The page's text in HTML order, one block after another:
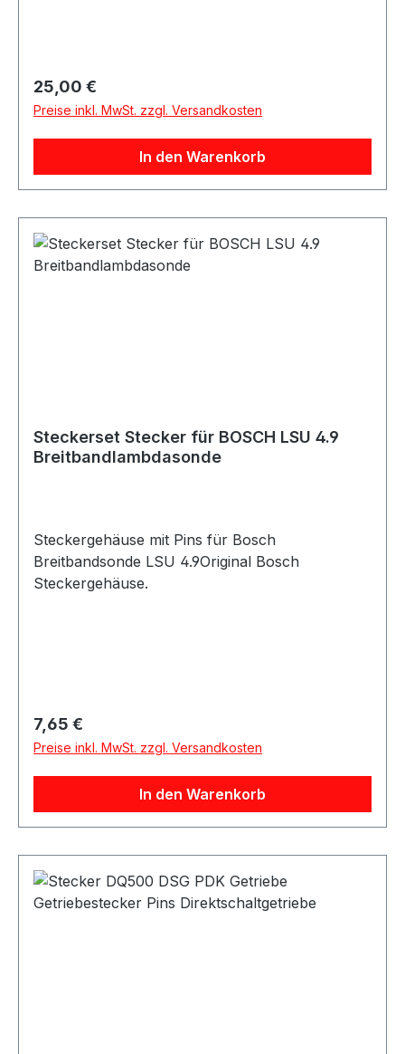
Regulärer Preis:
25,00 €
Preise inkl. MwSt. zzgl. Versandkosten
In den Warenkorb
Steckerset Stecker für BOSCH LSU 4.9
Breitbandlambdasonde
Steckergehäuse mit Pins für Bosch
Breitbandsonde LSU 4.9Original Bosch
Steckergehäuse.
Regulärer Preis:
7,65 €
Preise inkl. MwSt. zzgl. Versandkosten
In den Warenkorb